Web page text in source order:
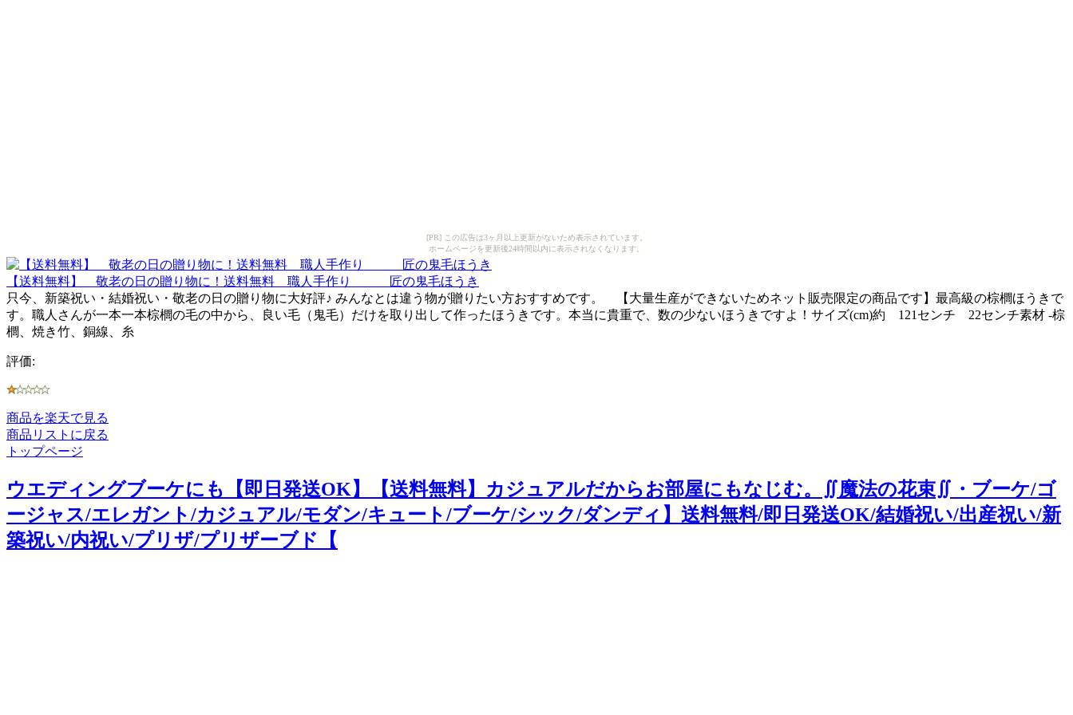
[PR] この広告は3ヶ月以上更新がないため表示されています。
ホームページを更新後24時間以内に表示されなくなります。
【送料無料】 敬老の日の贈り物に！送料無料 職人手作り 匠の鬼毛ほうき
只今、新築祝い・結婚祝い・敬老の日の贈り物に大好評♪ みんなとは違う物が贈りたい方おすすめです。 【大量生産ができないためネット販売限定の商品です】最高級の棕櫚ほうきで
す。職人さんが一本一本棕櫚の毛の中から、良い毛（鬼毛）だけを取り出して作ったほうきです。本当に貴重で、数の少ないほうきですよ！サイズ(cm)約 121センチ 22センチ素材 -棕
櫚、焼き竹、銅線、糸
評価:
商品を楽天で見る
商品リストに戻る
トップページ
ウエディングブーケにも【即日発送OK】【送料無料】カジュアルだからお部屋にもなじむ。∬魔法の花束∬・ブーケ/ゴ
ージャス/エレガント/カジュアル/モダン/キュート/ブーケ/シック/ダンディ】送料無料/即日発送OK/結婚祝い/出産祝い/新
築祝い/内祝い/プリザ/プリザーブド【